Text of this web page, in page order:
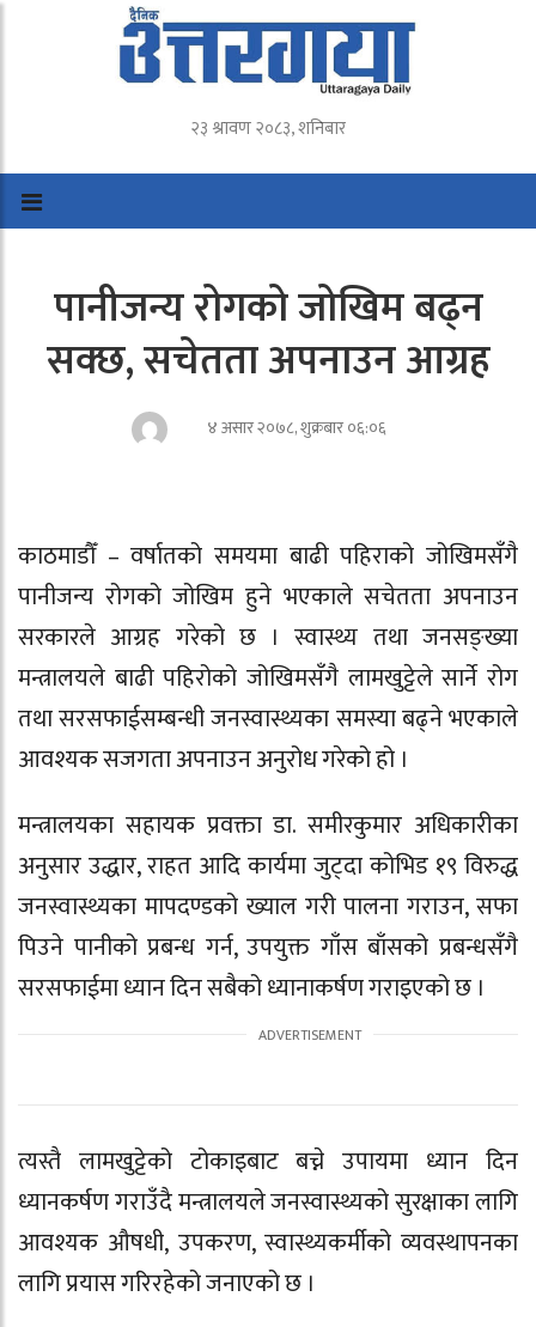
२३ श्रावण २०८३, शनिबार
पानीजन्य रोगको जोखिम बढ्न
सक्छ, सचेतता अपनाउन आग्रह
४ असार २०७८, शुक्रबार ०६:०६
काठमाडौँ – वर्षातको समयमा बाढी पहिराको जोखिमसँगै
पानीजन्य रोगको जोखिम हुने भएकाले सचेतता अपनाउन
सरकारले आग्रह गरेको छ । स्वास्थ्य तथा जनसङ्ख्या
मन्त्रालयले बाढी पहिरोको जोखिमसँगै लामखुट्टेले सार्ने रोग
तथा सरसफाईसम्बन्धी जनस्वास्थ्यका समस्या बढ्ने भएकाले
आवश्यक सजगता अपनाउन अनुरोध गरेको हो ।
मन्त्रालयका सहायक प्रवक्ता डा. समीरकुमार अधिकारीका
अनुसार उद्धार, राहत आदि कार्यमा जुट्दा कोभिड १९ विरुद्ध
जनस्वास्थ्यका मापदण्डको ख्याल गरी पालना गराउन, सफा
पिउने पानीको प्रबन्ध गर्न, उपयुक्त गाँस बाँसको प्रबन्धसँगै
सरसफाईमा ध्यान दिन सबैको ध्यानाकर्षण गराइएको छ ।
त्यस्तै लामखुट्टेको टोकाइबाट बच्ने उपायमा ध्यान दिन
ध्यानकर्षण गराउँदै मन्त्रालयले जनस्वास्थ्यको सुरक्षाका लागि
आवश्यक औषधी, उपकरण, स्वास्थ्यकर्मीको व्यवस्थापनका
लागि प्रयास गरिरहेको जनाएको छ ।